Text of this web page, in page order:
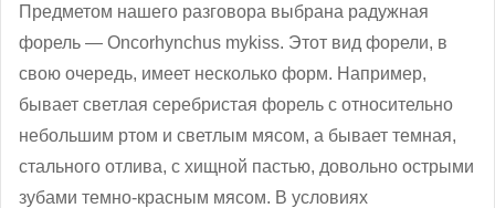
Предметом нашего разговора выбрана радужная
форель — Oncorhynchus mykiss. Этот вид форели, в
свою очередь, имеет несколько форм. Например,
бывает светлая серебристая форель с относительно
небольшим ртом и светлым мясом, а бывает темная,
стального отлива, с хищной пастью, довольно острыми
зубами темно-красным мясом. В условиях